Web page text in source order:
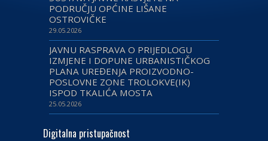
PODRUČJU OPĆINE LIŠANE
OSTROVIČKE
29.05.2026
JAVNU RASPRAVA O PRIJEDLOGU
IZMJENE I DOPUNE URBANISTIČKOG
PLANA UREĐENJA PROIZVODNO-
POSLOVNE ZONE TROLOKVE(IK)
ISPOD TKALIĆA MOSTA
25.05.2026
Digitalna pristupačnost